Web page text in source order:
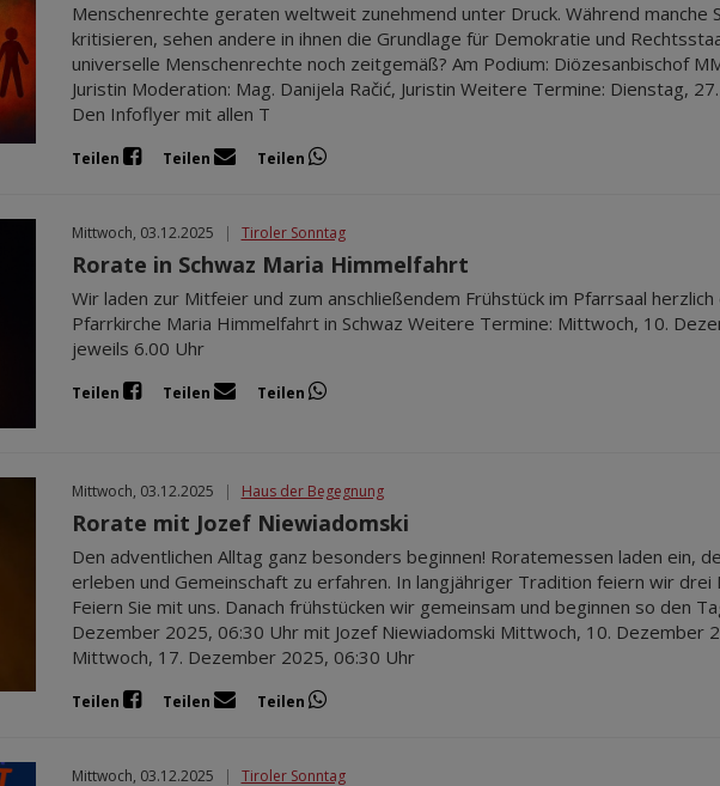
Menschenrechte geraten weltweit zunehmend unter Druck. Während
kritisieren, sehen andere in ihnen die Grundlage für Demokratie und
universelle Menschenrechte noch zeitgemäß? Am Podium: Diözesanbischof
Juristin Moderation: Mag. Danijela Račić, Juristin Weitere Termine: Dienstag,
Den Infoflyer mit allen T
Teilen Teilen Teilen
Mittwoch, 03.12.2025 | Tiroler Sonntag
Rorate in Schwaz Maria Himmelfahrt
Wir laden zur Mitfeier und zum anschließendem Frühstück im Pfarrsaal
Pfarrkirche Maria Himmelfahrt in Schwaz Weitere Termine: Mittwoch, 10.
jeweils 6.00 Uhr
Teilen Teilen Teilen
Mittwoch, 03.12.2025 | Haus der Begegnung
Rorate mit Jozef Niewiadomski
Den adventlichen Alltag ganz besonders beginnen! Roratemessen laden ein,
erleben und Gemeinschaft zu erfahren. In langjähriger Tradition feiern wir
Feiern Sie mit uns. Danach frühstücken wir gemeinsam und beginnen so den
Dezember 2025, 06:30 Uhr mit Jozef Niewiadomski Mittwoch, 10. Dezember
Mittwoch, 17. Dezember 2025, 06:30 Uhr
Teilen Teilen Teilen
Mittwoch, 03.12.2025 | Tiroler Sonntag